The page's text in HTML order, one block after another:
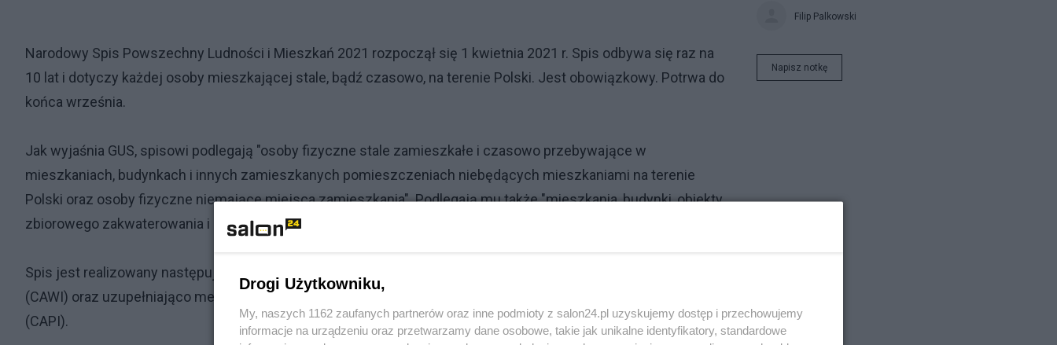
Narodowy Spis Powszechny Ludności i Mieszkań 2021 rozpoczął się 1 kwietnia 2021 r. Spis odbywa się raz na
10 lat i dotyczy każdej osoby mieszkającej stale, bądź czasowo, na terenie Polski. Jest obowiązkowy. Potrwa do
końca września.
Jak wyjaśnia GUS, spisowi podlegają "osoby fizyczne stale zamieszkałe i czasowo przebywające w
mieszkaniach, budynkach i innych zamieszkanych pomieszczeniach niebędących mieszkaniami na terenie
Polski oraz osoby fizyczne niemające miejsca zamieszkania". Podlegają mu także "mieszkania, budynki, obiekty
zbiorowego zakwaterowania i inne zamieszkane pomieszczenia niebędące mieszkaniami".
Spis jest realizowany następującymi metodami: obowiązkowo, czyli właśnie metodą samospisu internetowego
(CAWI) oraz uzupełniająco metodą wywiadu telefonicznego (CATI) oraz metodą wywiadu bezpośredniego
(CAPI).
Filip Palkowski
Napisz notkę
Drogi Użytkowniku,
My, naszych 1162 zaufanych partnerów oraz inne podmioty z salon24.pl uzyskujemy dostęp i przechowujemy
informacje na urządzeniu oraz przetwarzamy dane osobowe, takie jak unikalne identyfikatory, standardowe